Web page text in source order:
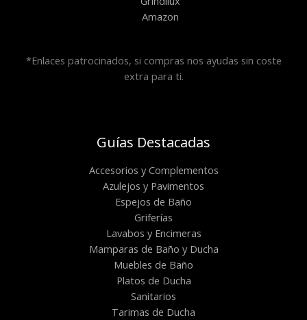
Amazon
*Enlaces patrocinados, si compras nos ayudas sin coste
extra para ti.
Guías Destacadas
Accesorios y Complementos
Azulejos y Pavimentos
Espejos de Baño
Griferías
Lavabos y Encimeras
Mamparas de Baño y Ducha
Muebles de Baño
Platos de Ducha
Sanitarios
Tarimas de Ducha